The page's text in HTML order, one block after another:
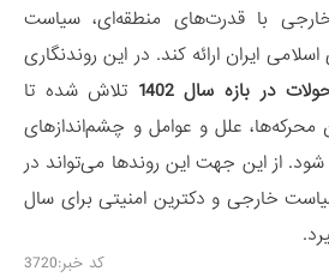
با قدرت‌های منطقه‌ای، سیاست
ایران ارائه کند. در این روندنگاری
در بازه سال 1402
تلاش شده تا
علل و عوامل و چشم‌اندازهای
از این جهت این روندها می‌تواند در
خارجی و دکترین امنیتی برای سال
کد خبر:3720